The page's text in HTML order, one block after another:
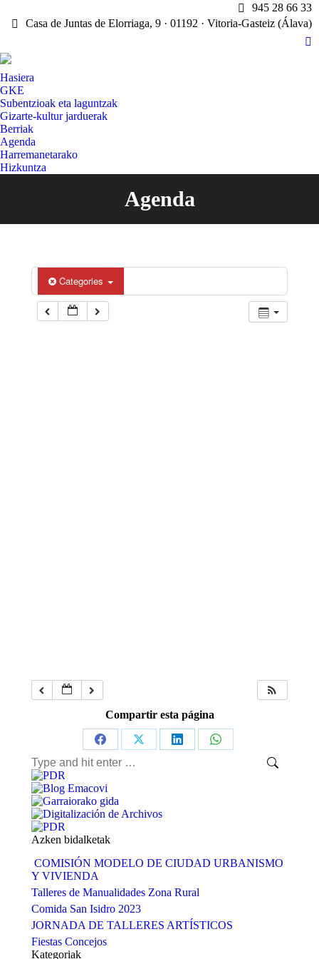
945 28 66 33
Casa de Juntas de Elorriaga, 9 · 01192 · Vitoria-Gasteiz (Álava)
X
Hasiera
GKE
Subentzioak eta laguntzak
Gizarte-kultur jarduerak
Berriak
Agenda
Harremanetarako
Hizkuntza
Agenda
You are here:
Categories
Compartir esta página
Share
on
Facebook
Share
Share
Share
Search:
Azken bidalketak
COMISIÓN MODELO DE CIUDAD URBANISMO
Y VIVIENDA
Talleres de Manualidades Zona Rural
Comida San Isidro 2023
JORNADA DE TALLERES ARTÍSTICOS
Fiestas Concejos
Kategoriak